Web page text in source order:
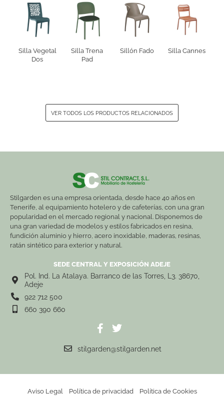
Silla Vegetal
Dos
Silla Trena
Pad
Sillón Fado Silla Cannes
VER TODOS LOS PRODUCTOS RELACIONADOS
Stilgarden es una empresa orientada, desde hace 40 años en
Tenerife, al equipamiento hotelero y de cafeterías, con una gran
popularidad en el mercado regional y nacional. Disponemos de
una gran variedad de modelos y estilos fabricados en resina,
fundición aluminio y hierro, acero inoxidable, maderas, resinas,
ratán sintético para exterior y natural.
SEDE CENTRAL Y EXPOSICIÓN ADEJE
Pol. Ind. La Atalaya. Barranco de las Torres, L3. 38670,
Adeje
922 712 500
660 390 660
stilgarden@stilgarden.net
Aviso Legal Política de privacidad Política de Cookies